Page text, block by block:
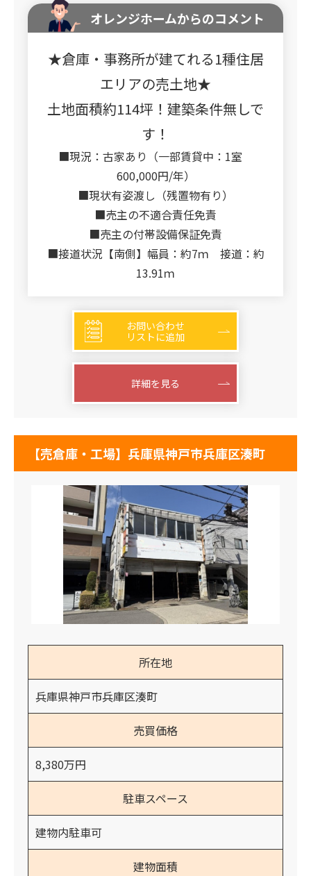
オレンジホームからのコメント
★倉庫・事務所が建てれる1種住居
エリアの売土地★
土地面積約114坪！建築条件無しで
す！
■現況：古家あり（一部賃貸中：1室
600,000円/年）
■現状有姿渡し（残置物有り）
■売主の不適合責任免責
■売主の付帯設備保証免責
■接道状況【南側】幅員：約7ｍ 接道：約
13.91ｍ
お問い合わせ
リストに追加
詳細を見る
【売倉庫・工場】兵庫県神戸市兵庫区湊町
所在地
兵庫県神戸市兵庫区湊町
売買価格
8,380万円
駐車スペース
建物内駐車可
建物面積